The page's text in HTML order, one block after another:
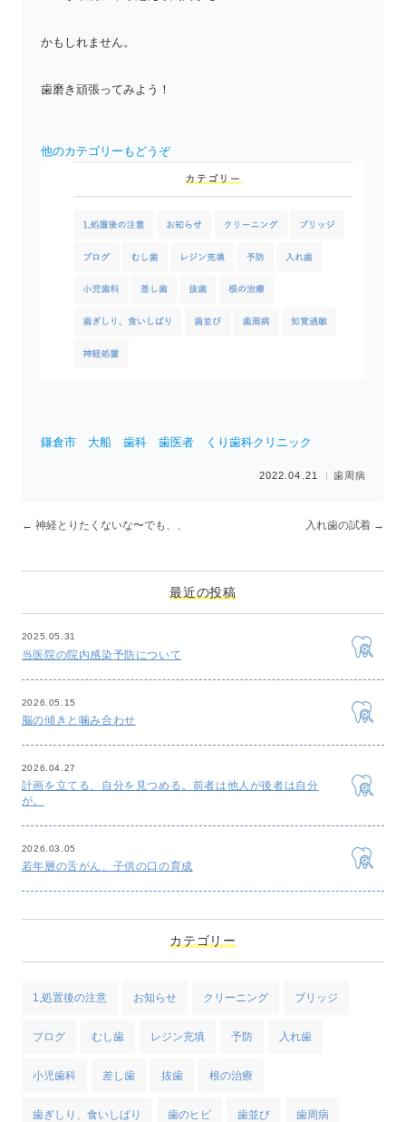
かもしれません。
歯磨き頑張ってみよう！
他のカテゴリーもどうぞ
鎌倉市 大船 歯科 歯医者 くり歯科クリニック
2022.04.21 歯周病
入れ歯の試着 →
← 神経とりたくないな〜でも、、
最近の投稿
2025.05.31
当医院の院内感染予防について
2026.05.15
脳の傾きと噛み合わせ
2026.04.27
計画を立てる、自分を見つめる。前者は他人が後者は自分
が。
2026.03.05
若年層の舌がん、子供の口の育成
カテゴリー
1,処置後の注意 お知らせ クリーニング ブリッジ
ブログ むし歯 レジン充填 予防 入れ歯
小児歯科 差し歯 抜歯 根の治療
歯ぎしり、食いしばり 歯のヒビ 歯並び 歯周病